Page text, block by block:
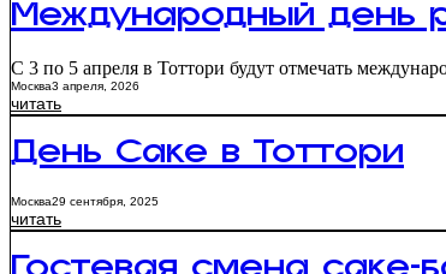
Международный день
С 3 по 5 апреля в Тоттори будут отмечать
Москва3 апреля, 2026
читать
День Саке в Тоттори
Москва29 сентября, 2025
читать